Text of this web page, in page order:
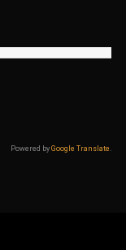
Powered byGoogle Translate .